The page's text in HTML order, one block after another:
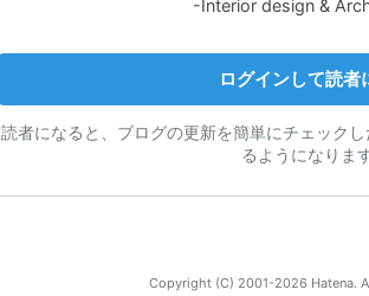
-Interior design &
ログインして読者
読者になると、ブログの更新を簡単にチェック
るようになります
Copyright (C) 2001-2026 Hatena.